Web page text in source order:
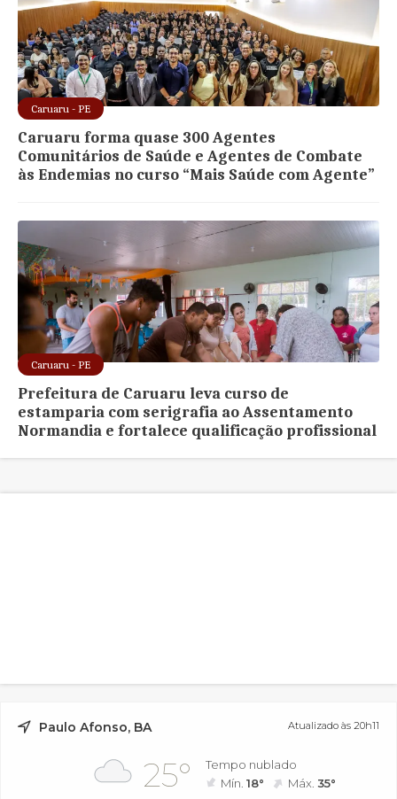
Caruaru - PE
Caruaru forma quase 300 Agentes
Comunitários de Saúde e Agentes de Combate
às Endemias no curso “Mais Saúde com Agente”
Caruaru - PE
Prefeitura de Caruaru leva curso de
estamparia com serigrafia ao Assentamento
Normandia e fortalece qualificação profissional
Paulo Afonso, BA Atualizado às 20h11
25°
Tempo nublado
Mín.18° Máx.35°